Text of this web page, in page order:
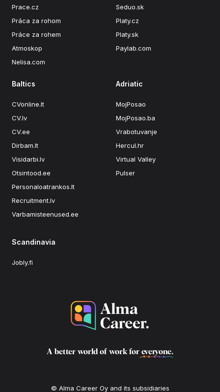
Prace.cz
Práca za rohom
Práce za rohem
Atmoskop
Nelisa.com
Seduo.sk
Platy.cz
Platy.sk
Paylab.com
Baltics
CVonline.lt
CV.lv
CV.ee
Dirbam.lt
Visidarbi.lv
Otsintood.ee
Personaloatrankos.lt
Recruitment.lv
Varbamisteenused.ee
Adriatic
MojPosao
MojPosao.ba
Vrabotuvanje
Hercul.hr
Virtual Valley
Pulser
Scandinavia
Jobly.fi
A better world of work for everyone.
© Alma Career Oy and its subsidiaries